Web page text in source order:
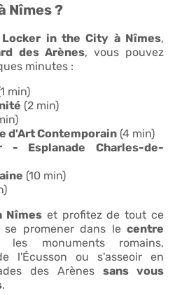
Nîmes ?
Locker in the City à Nîmes,
des Arènes, vous pouvez
minutes :
min)
(2 min)
d'Art Contemporain (4 min)
- Esplanade Charles-de-
(10 min)
Nîmes et profitez de tout ce
promener dans le centre
monuments romains,
l'Écusson ou s'asseoir en
des Arènes sans vous
.